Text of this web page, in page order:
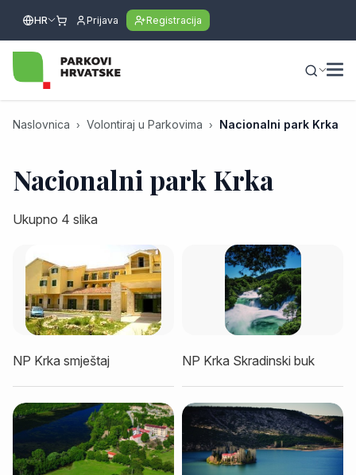
HR Prijava Registracija
Naslovnica Volontiraj u Parkovima Nacionalni park Krka
Nacionalni park Krka
Ukupno 4 slika
NP Krka smještaj NP Krka Skradinski buk